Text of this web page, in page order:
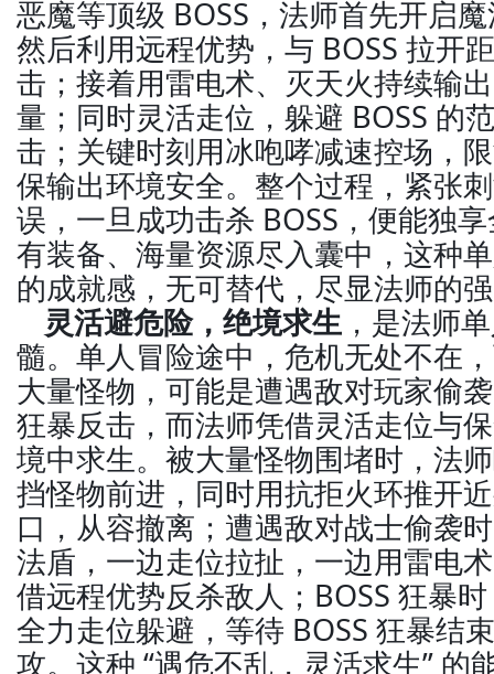
恶魔等顶级 BOSS，法师首先开启
然后利用远程优势，与 BOSS 拉开
击；接着用雷电术、灭天火持续输
量；同时灵活走位，躲避 BOSS 的
击；关键时刻用冰咆哮减速控场，
保输出环境安全。整个过程，紧张
误，一旦成功击杀 BOSS，便能独
有装备、海量资源尽入囊中，这种
的成就感，无可替代，尽显法师的
灵活避危险，绝境求生 ，是法师
髓。单人冒险途中，危机无处不在
大量怪物，可能是遭遇敌对玩家偷
狂暴反击，而法师凭借灵活走位与
境中求生。被大量怪物围堵时，法
挡怪物前进，同时用抗拒火环推开
口，从容撤离；遭遇敌对战士偷袭
法盾，一边走位拉扯，一边用雷电
借远程优势反杀敌人；BOSS 狂暴
全力走位躲避，等待 BOSS 狂暴结
攻。这种 “遇危不乱，灵活求生” 的